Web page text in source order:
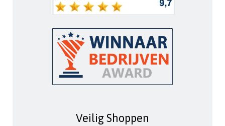
Veilig Shoppen